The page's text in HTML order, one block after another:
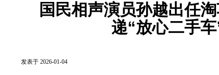
国民相声演员孙越出任
递“放心二手
发表于 2026-01-04